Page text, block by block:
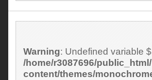
Warning : Undefined variable
/home/r3087696/
content/themes/